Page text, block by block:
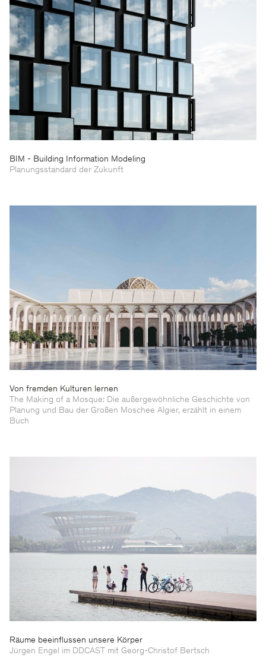
BIM - Building Information Modeling
Planungsstandard der Zukunft
Von fremden Kulturen lernen
The Making of a Mosque: Die außergewöhnliche Geschichte von
Planung und Bau der Großen Moschee Algier, erzählt in einem
Buch
Räume beeinflussen unsere Körper
Jürgen Engel im DDCAST mit Georg-Christof Bertsch